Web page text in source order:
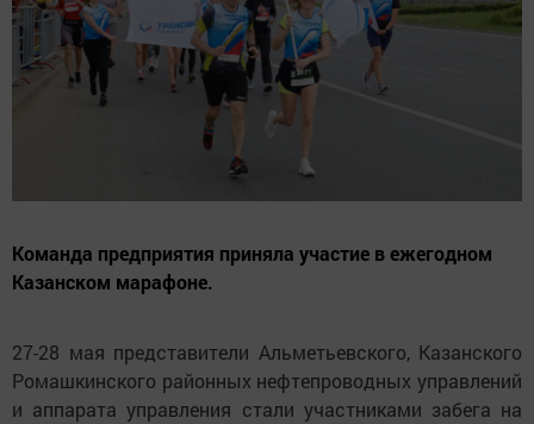
Команда предприятия приняла участие в ежегодном
Казанском марафоне.
27-28 мая представители Альметьевского, Казанского
Ромашкинского районных нефтепроводных управлений
и аппарата управления стали участниками забега на